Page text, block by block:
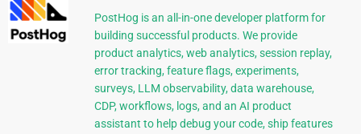
PostHog is an all-in-one developer platform for
building successful products. We provide
product analytics, web analytics, session replay,
error tracking, feature flags, experiments,
surveys, LLM observability, data warehouse,
CDP, workflows, logs, and an AI product
assistant to help debug your code, ship features